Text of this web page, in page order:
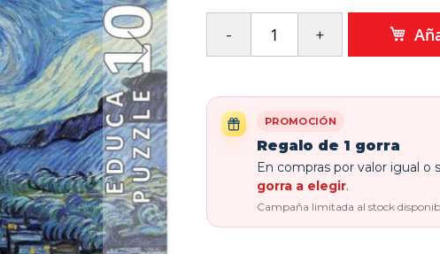
PROMOCIÓN
Regalo de 1 gorra
En compras por valor igual o
gorra a elegir.
Campaña limitada al stock